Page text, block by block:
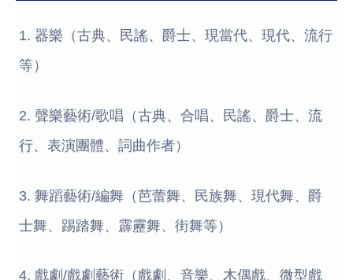
1. 器樂（古典、民謠、爵士、現當代、現代、流行
等）
2. 聲樂藝術/歌唱（古典、合唱、民謠、爵士、流
行、表演團體、詞曲作者）
3. 舞蹈藝術/編舞（芭蕾舞、民族舞、現代舞、爵
士舞、踢踏舞、霹靂舞、街舞等）
4. 戲劇/戲劇藝術（戲劇、音樂、木偶戲、微型戲